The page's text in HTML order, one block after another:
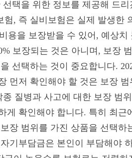
택을 위한 정보를 제공해 드
, 즉 실비보험은 실제 발생한
용을 보장받을 수 있어, 예상
보장되는 것은 아니며, 보장
선택하는 것이 중요합니다.
먼저 확인해야 할 것은 보장
질병과 사고에 대한 보장 범
확인해야 합니다. 특히 최근
장 범위를 가진 상품을 선택하
기부담금은 본인이 부담해야